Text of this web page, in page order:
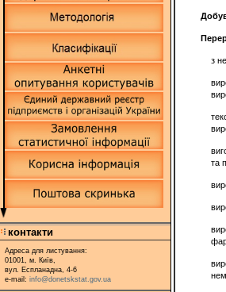
контакти
Адреса для листування:
01001, м. Київ,
вул. Еспланадна, 4-6
e-mail: info@donetskstat.gov.ua
з
та